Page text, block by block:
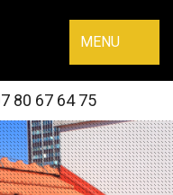
MENU
80 67 64 75